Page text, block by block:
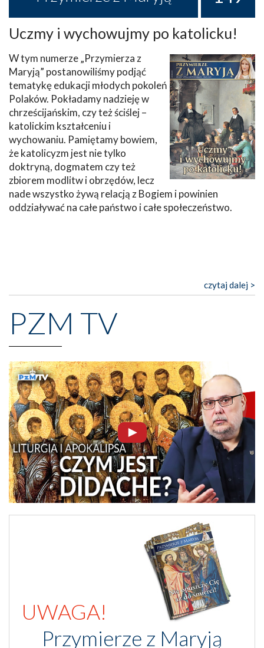
Uczmy i wychowujmy po katolicku!
W tym numerze „Przymierza z
Maryją” postanowiliśmy podjąć
tematykę edukacji młodych pokoleń
Polaków. Pokładamy nadzieję w
chrześcijańskim, czy też ściślej –
katolickim kształceniu i
wychowaniu. Pamiętamy bowiem,
że katolicyzm jest nie tylko
doktryną, dogmatem czy też
zbiorem modlitw i obrzędów, lecz
nade wszystko żywą relacją z Bogiem i powinien
oddziaływać na całe państwo i całe społeczeństwo.
czytaj dalej >
PZM TV
UWAGA!
Przymierze z Maryją